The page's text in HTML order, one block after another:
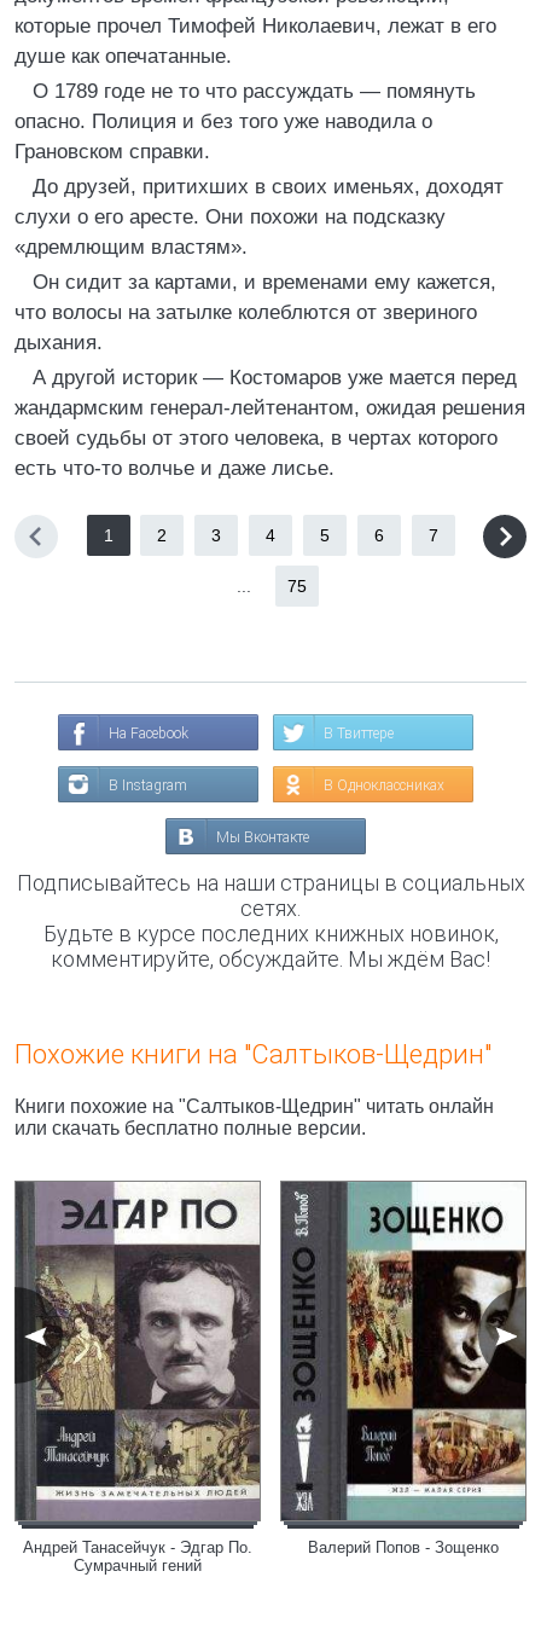
которые прочел Тимофей Николаевич, лежат в его
душе как опечатанные.
О 1789 годе не то что рассуждать — помянуть
опасно. Полиция и без того уже наводила о
Грановском справки.
До друзей, притихших в своих именьях, доходят
слухи о его аресте. Они похожи на подсказку
«дремлющим властям».
Он сидит за картами, и временами ему кажется,
что волосы на затылке колеблются от звериного
дыхания.
А другой историк — Костомаров уже мается перед
жандармским генерал-лейтенантом, ожидая решения
своей судьбы от этого человека, в чертах которого
есть что-то волчье и даже лисье.
1 2 3 4 5 6 7
75
На Facebook В Твиттере
В Instagram В Одноклассниках
Мы Вконтакте
Подписывайтесь на наши страницы в социальных
сетях.
Будьте в курсе последних книжных новинок,
комментируйте, обсуждайте. Мы ждём Вас!
Похожие книги на "Салтыков-Щедрин"
Книги похожие на "Салтыков-Щедрин" читать онлайн
или скачать бесплатно полные версии.
Андрей Танасейчук - Эдгар По.
Сумрачный гений
Валерий Попов - Зощенко